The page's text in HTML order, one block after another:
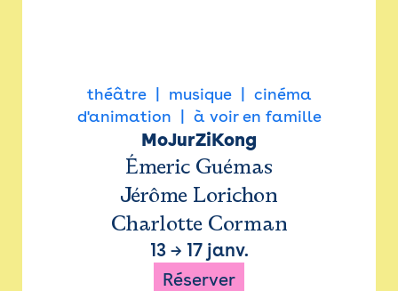
théâtre musique
cinéma
d'animation
à voir en famille
MoJurZiKong
Émeric Guémas
Jérôme Lorichon
Charlotte Corman
13→ 17 janv.
Réserver